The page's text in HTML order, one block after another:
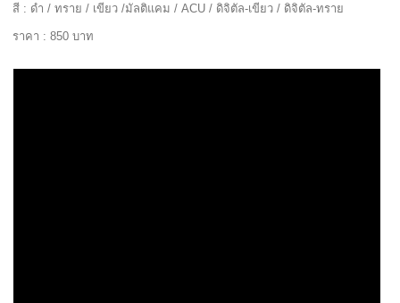
สี : ดำ / ทราย / เขียว /มัลติแคม / ACU / ดิจิตัล-เขียว / ดิจิตัล-ทราย
ราคา : 850 บาท